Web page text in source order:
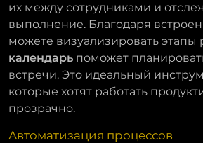
их между сотрудниками и
выполнение. Благодаря
можете визуализировать этапы
календарь поможет
встречи. Это идеальный
которые хотят работать
прозрачно.
Автоматизация процессов